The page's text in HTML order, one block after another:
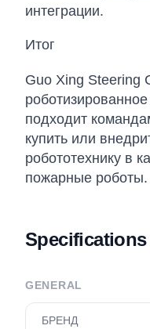
интеграции.
Итог
Guo Xing Steering
подходит
купить или
робототехнику в
пожарные роботы.
Specifications
GENERAL
БРЕНД